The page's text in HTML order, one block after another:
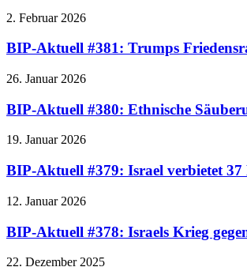
2. Februar 2026
BIP-Aktuell #381: Trumps
26. Januar 2026
BIP-Aktuell #380: Ethnische
19. Januar 2026
BIP-Aktuell #379: Israel verbietet
12. Januar 2026
BIP-Aktuell #378: Israels Krieg
22. Dezember 2025